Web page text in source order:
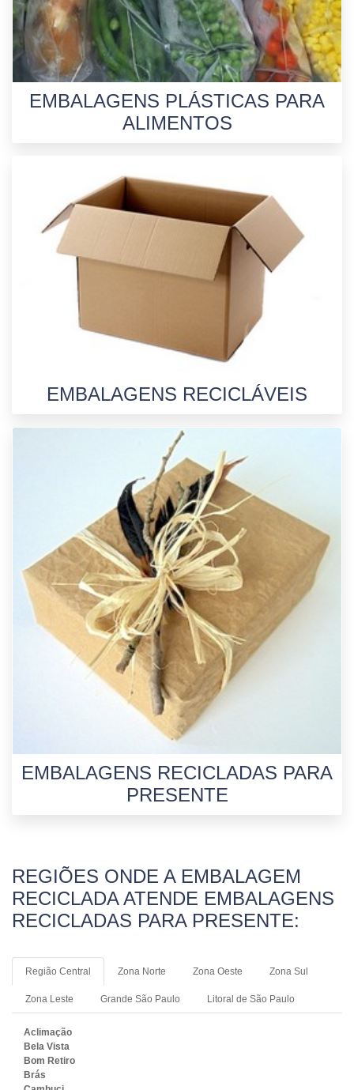
EMBALAGENS PLÁSTICAS PARA
ALIMENTOS
EMBALAGENS RECICLÁVEIS
EMBALAGENS RECICLADAS PARA
PRESENTE
REGIÕES ONDE A EMBALAGEM
RECICLADA ATENDE EMBALAGENS
RECICLADAS PARA PRESENTE:
Região Central Zona Norte Zona Oeste Zona Sul
Zona Leste Grande São Paulo Litoral de São Paulo
Aclimação
Bela Vista
Bom Retiro
Brás